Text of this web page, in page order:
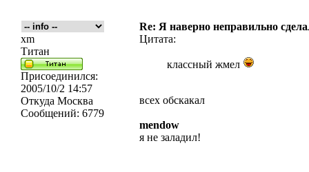
Re: Я наверно неправильно
xm
Титан
Присоединился:
2005/10/2 14:57
Откуда Москва
Сообщений: 6779
Цитата:
классный жмел
всех обскакал
mendow
я не заладил!